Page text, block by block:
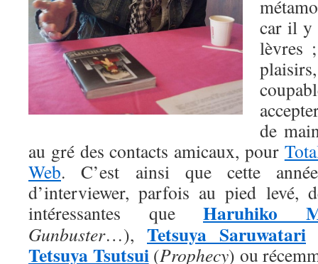
car il y
lèvres
de
au gré des contacts amicaux, pour
Web. C’est ainsi que cette
d’interviewer, parfois au pied levé,
intéressantes que Haruhiko
Gunbuster…), Tetsuya Saruwatari
Tetsuya Tsutsui(Prophecy) ou